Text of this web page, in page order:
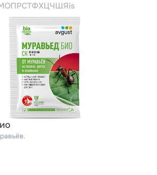
ОПРСТФХЦЧШЯis